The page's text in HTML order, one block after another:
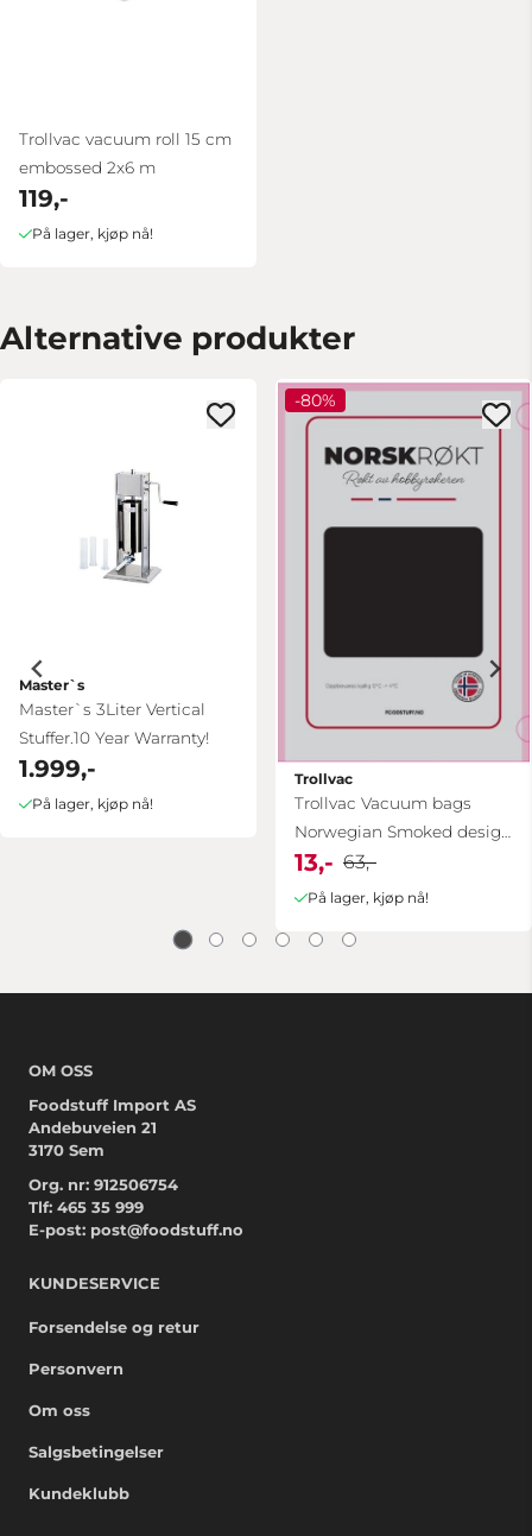
Trollvac vacuum roll 15 cm
embossed 2x6 m
119,-
På lager, kjøp nå!
Alternative produkter
Master`s
Master`s 3Liter Vertical
Stuffer.10 Year Warranty!
1.999,-
På lager, kjøp nå!
-80%
Trollvac
Trollvac Vacuum bags
Norwegian Smoked design
full and ...
13,- 63,-
På lager, kjøp nå!
OM OSS
Foodstuff Import AS
Andebuveien 21
3170 Sem
Org. nr: 912506754
Tlf: 465 35 999
E-post: post@foodstuff.no
KUNDESERVICE
Forsendelse og retur
Personvern
Om oss
Salgsbetingelser
Kundeklubb